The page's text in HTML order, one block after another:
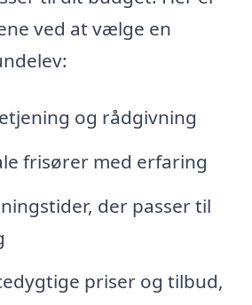
ved at vælge en
og rådgivning
frisører med erfaring
der passer til
priser og tilbud,